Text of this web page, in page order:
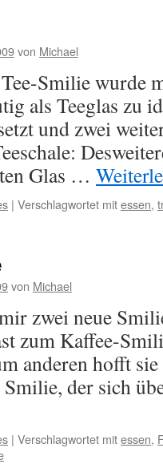
von Michael
Smilie wurde
als Teeglas zu
und zwei
Glas …
| Verschlagwortet mitessen,
von Michael
zwei neue
zum Kaffee-
anderen hofft
der sich
| Verschlagwortet mitessen,